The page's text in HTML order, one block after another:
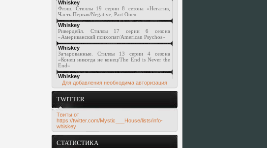
Для добавления необходима авторизация
TWITTER
Твиты от
https://twitter.com/Mystic___House/lists/info-
whiskey
СТАТИСТИКА